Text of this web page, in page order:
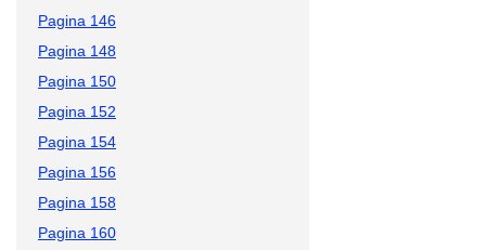
Pagina 146
Pagina 148
Pagina 150
Pagina 152
Pagina 154
Pagina 156
Pagina 158
Pagina 160